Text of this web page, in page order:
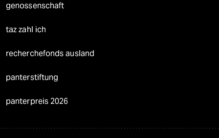
genossenschaft
taz zahl ich
recherchefonds ausland
panterstiftung
panterpreis 2026